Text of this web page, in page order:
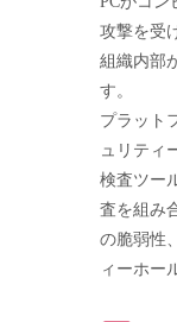
攻撃を受
組織内部
す。
プラット
ュリティ
検査ツー
査を組み
の脆弱性
ィーホー